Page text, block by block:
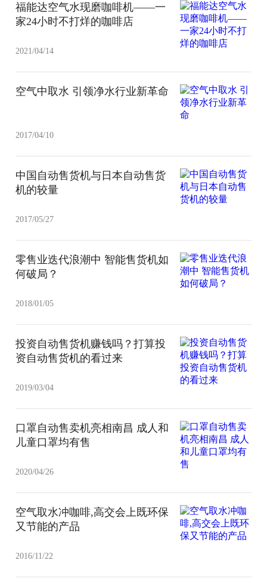
福能达空气水现磨咖啡机——一
家24小时不打烊的咖啡店
2021/04/14
空气中取水 引领净水行业新革命
2017/04/10
中国自动售货机与日本自动售货
机的较量
2017/05/27
零售业迭代浪潮中 智能售货机如
何破局？
2018/01/05
投资自动售货机赚钱吗？打算投
资自动售货机的看过来
2019/03/04
口罩自动售卖机亮相南昌 成人和
儿童口罩均有售
2020/04/26
空气取水冲咖啡,高交会上既环保
又节能的产品
2016/11/22